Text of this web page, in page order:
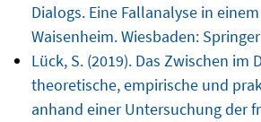
Dialogs. Eine Fallanalyse in
Waisenheim. Wiesbaden:
Lück, S. (2019). Das Zwischen im
theoretische, empirische und
anhand einer Untersuchung der